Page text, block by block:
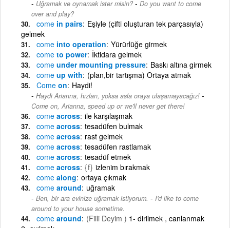
Uğramak ve oynamak ister misin? - Do you want to come
over and play?
come in pairs Eşiyle (çifti oluşturan tek parçasıyla)
gelmek
come into operation Yürürlüğe girmek
come to power İktidara gelmek
come under mounting pressure Baskı altına girmek
come up with (plan,bir tartışma) Ortaya atmak
Come on Haydi!
Haydi Arianna, hızlan, yoksa asla oraya ulaşamayacağız! -
Come on, Arianna, speed up or we'll never get there!
come across ile karşılaşmak
come across tesadüfen bulmak
come across rast gelmek
come across tesadüfen rastlamak
come across tesadüf etmek
come across {f} izlenim bırakmak
come along ortaya çıkmak
come around uğramak
Ben, bir ara evinize uğramak istiyorum. - I'd like to come
around to your house sometime.
come around (Fiili Deyim ) 1- dirilmek , canlanmak